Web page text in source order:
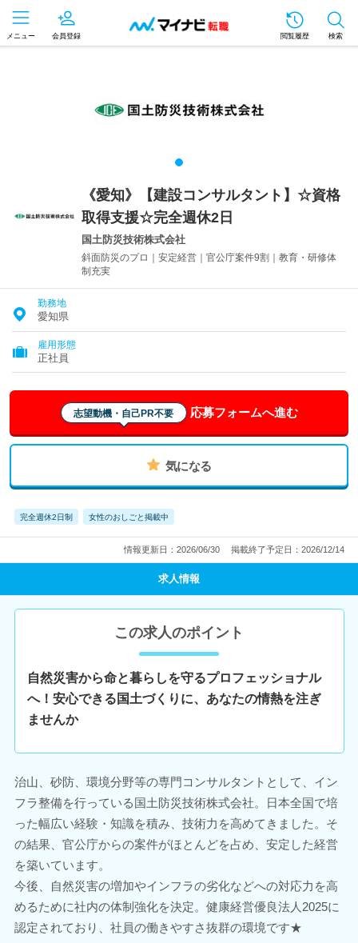
メニュー 会員登録 閲覧履歴 検索
《愛知》【建設コンサルタント】☆資格
取得支援☆完全週休2日
国土防災技術株式会社
斜面防災のプロ｜安定経営｜官公庁案件9割｜教育・研修体
制充実
勤務地
愛知県
雇用形態
正社員
志望動機・自己PR不要 応募フォームへ進む
気になる
完全週休2日制 女性のおしごと掲載中
情報更新日：2026/06/30 掲載終了予定日：2026/12/14
求人情報
この求人のポイント
自然災害から命と暮らしを守るプロフェッショナル
へ！安心できる国土づくりに、あなたの情熱を注ぎ
ませんか
治山、砂防、環境分野等の専門コンサルタントとして、イン
フラ整備を行っている国土防災技術株式会社。日本全国で培
った幅広い経験・知識を積み、技術力を高めてきました。そ
の結果、官公庁からの案件がほとんどを占め、安定した経営
を築いています。
今後、自然災害の増加やインフラの劣化などへの対応力を高
めるために社内の体制強化を決定。健康経営優良法人2025に
認定されており、社員の働きやすさ抜群の環境です★